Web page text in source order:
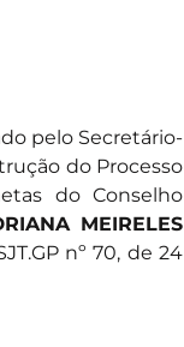
pelo Secretário-
do Processo
do Conselho
MEIRELES
nº 70, de 24